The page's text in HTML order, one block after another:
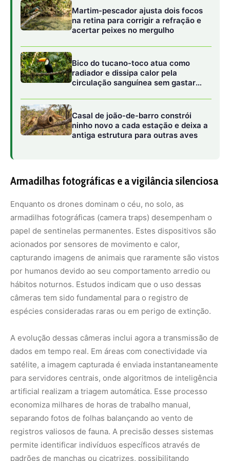
Armadilhas fotográficas e a vigilância silenciosa
Enquanto os drones dominam o céu, no solo, as
armadilhas fotográficas (camera traps) desempenham o
papel de sentinelas permanentes. Estes dispositivos são
acionados por sensores de movimento e calor,
capturando imagens de animais que raramente são vistos
por humanos devido ao seu comportamento arredio ou
hábitos noturnos. Estudos indicam que o uso dessas
câmeras tem sido fundamental para o registro de
espécies consideradas raras ou em perigo de extinção.
dados em tempo real. Em áreas com conectividade via
para servidores centrais, onde algoritmos de inteligência
artificial realizam a triagem automática. Esse processo
economiza milhares de horas de trabalho manual,
separando fotos de folhas balançando ao vento de
registros valiosos de fauna. A precisão desses sistemas
permite identificar indivíduos específicos através de
padrões de manchas ou cicatrizes, possibilitando
estudos demográficos detalhados sem a necessidade de
captura física dos animais.